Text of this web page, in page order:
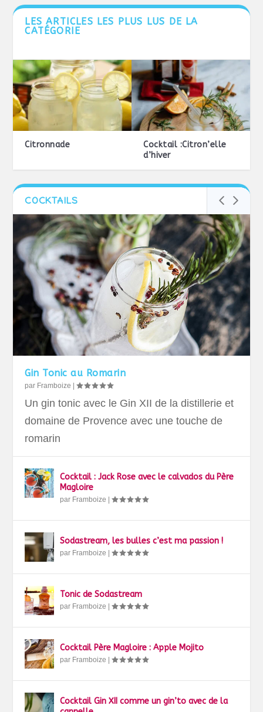
LES ARTICLES LES PLUS LUS DE LA
CATÉGORIE
Citronnade
Cocktail :Citron’elle
d’hiver
COCKTAILS
Gin Tonic au Romarin
par Framboize |
Un gin tonic avec le Gin XII de la distillerie et
domaine de Provence avec une touche de
romarin
Cocktail : Jack Rose avec le calvados du Père
Magloire
par Framboize |
Sodastream, les bulles c’est ma passion !
par Framboize |
Tonic de Sodastream
par Framboize |
Cocktail Père Magloire : Apple Mojito
par Framboize |
Cocktail Gin XII comme un gin’to avec de la